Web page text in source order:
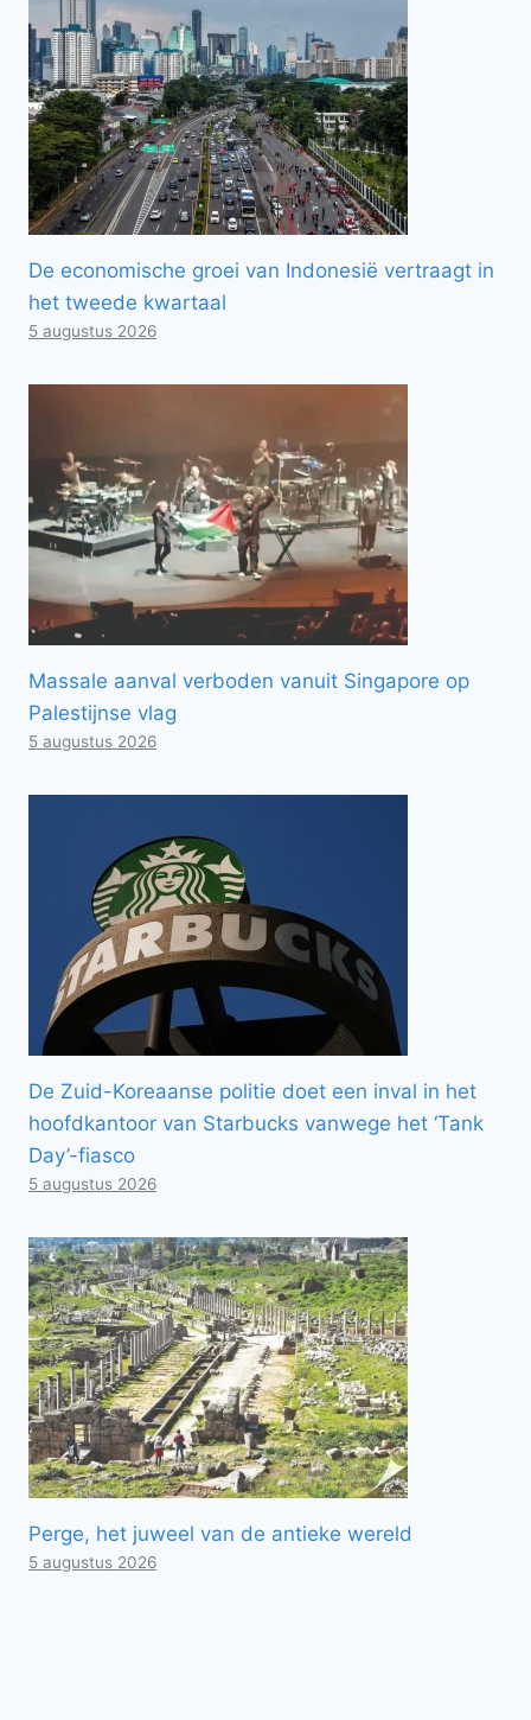
De economische groei van Indonesië vertraagt ​​in
het tweede kwartaal
5 augustus 2026
Massale aanval verboden vanuit Singapore op
Palestijnse vlag
5 augustus 2026
De Zuid-Koreaanse politie doet een inval in het
hoofdkantoor van Starbucks vanwege het ‘Tank
Day’-fiasco
5 augustus 2026
Perge, het juweel van de antieke wereld
5 augustus 2026